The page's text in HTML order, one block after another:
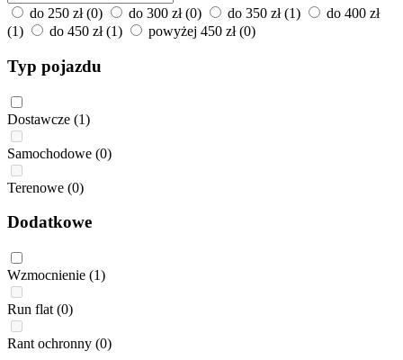
do 250 zł (0) do 300 zł (0) do 350 zł (1)
do 400 zł
(1)
do 450 zł (1) powyżej 450 zł (0)
Typ pojazdu
Dostawcze (1)
Samochodowe (0)
Terenowe (0)
Dodatkowe
Wzmocnienie (1)
Run flat (0)
Rant ochronny (0)